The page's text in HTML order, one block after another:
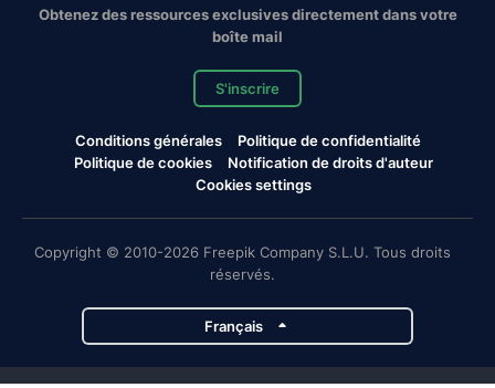
Obtenez des ressources exclusives directement dans votre
boîte mail
S'inscrire
Conditions générales
Politique de confidentialité
Politique de cookies
Notification de droits d'auteur
Cookies settings
Copyright © 2010-2026 Freepik Company S.L.U. Tous droits
réservés.
Français